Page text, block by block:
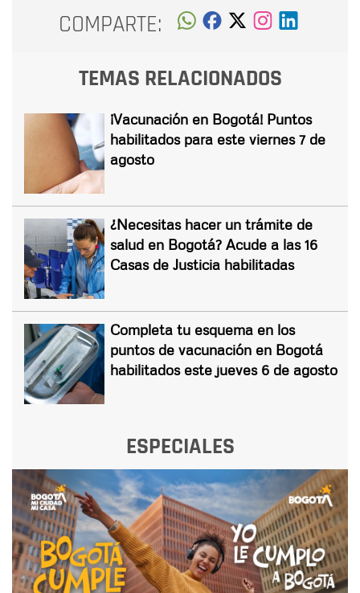
COMPARTE:
TEMAS RELACIONADOS
¡Vacunación en Bogotá! Puntos
habilitados para este viernes 7 de
agosto
¿Necesitas hacer un trámite de
salud en Bogotá? Acude a las 16
Casas de Justicia habilitadas
Completa tu esquema en los
puntos de vacunación en Bogotá
habilitados este jueves 6 de agosto
ESPECIALES